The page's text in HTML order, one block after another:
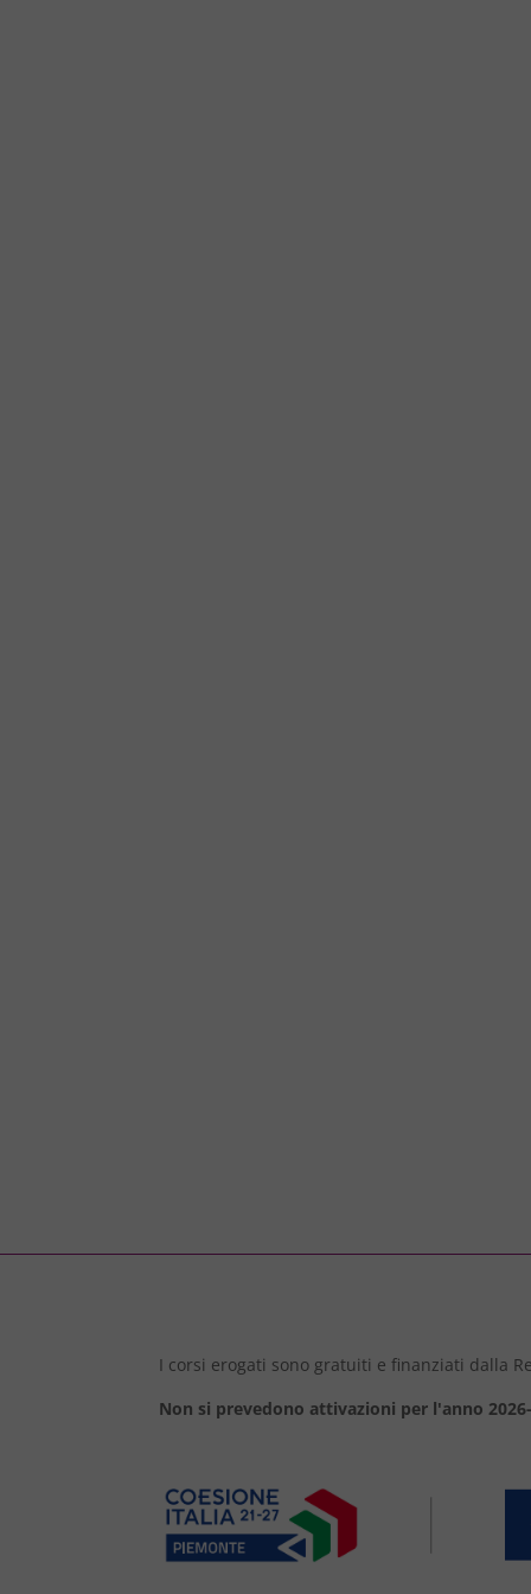
I corsi erogati sono gratuiti e finanziati dalla
Non si prevedono attivazioni per l'anno